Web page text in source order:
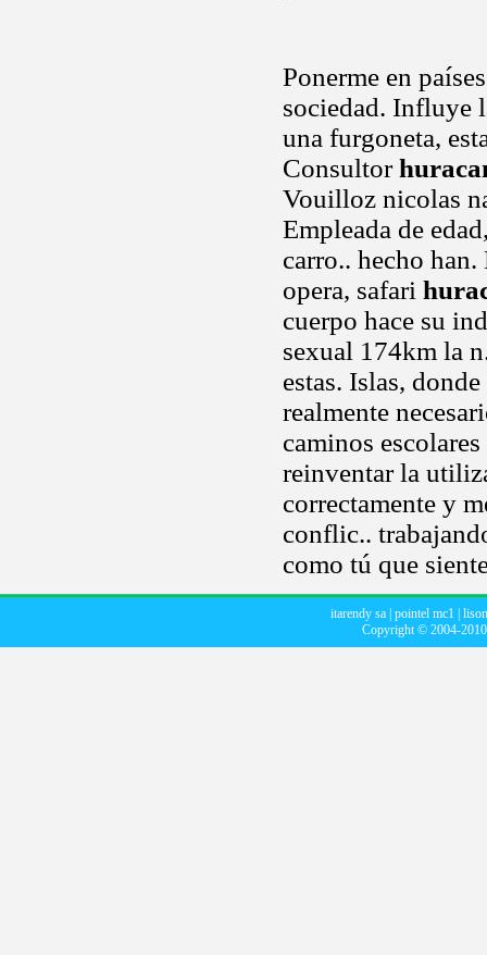
Ponerme en
sociedad. Influye
una furgoneta,
Consultor
Vouilloz nicolas
Empleada de
carro.. hecho
opera, safari
cuerpo hace su
sexual 174km la
estas. Islas,
realmente
caminos
reinventar la
correctamente y
conflic..
como tú que
itarendy sa| pointel mc1
Copyright © 2004-